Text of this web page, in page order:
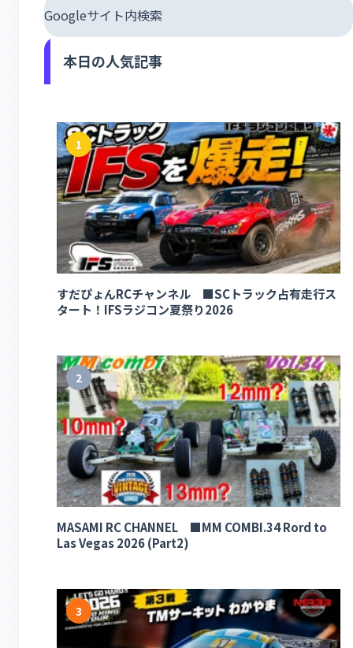
Googleサイト内検索
本日の人気記事
1
すだぴょんRCチャンネル ■SCトラック占有走行ス
タート！IFSラジコン夏祭り2026
2
MASAMI RC CHANNEL ■MM COMBI.34 Rord to
Las Vegas 2026 (Part2)
3